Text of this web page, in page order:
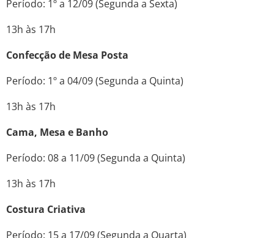
Período: 1º a 12/09 (Segunda a Sexta)
13h às 17h
Confecção de Mesa Posta
Período: 1º a 04/09 (Segunda a Quinta)
13h às 17h
Cama, Mesa e Banho
Período: 08 a 11/09 (Segunda a Quinta)
13h às 17h
Costura Criativa
Período: 15 a 17/09 (Segunda a Quarta)